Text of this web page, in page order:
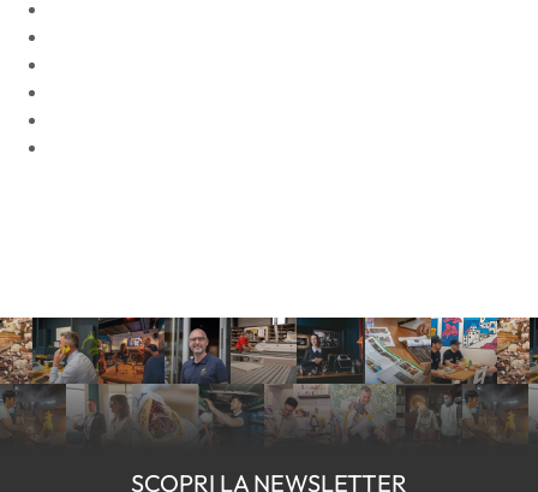
SCOPRI LA NEWSLETTER